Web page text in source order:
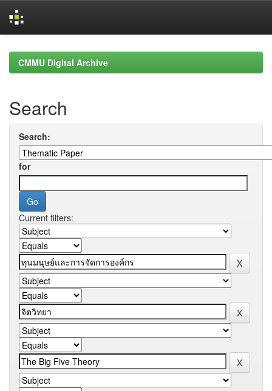
navigationCMMU Digital Archive
Search
Search:
for
Current filters: